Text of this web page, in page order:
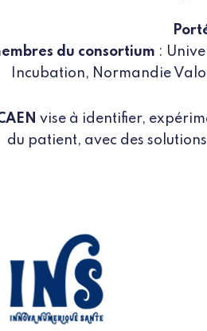
du consortium :
Incubation, Normandie
vise à identifier,
du patient, avec des